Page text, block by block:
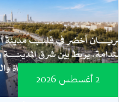
2 أغسطس 2026